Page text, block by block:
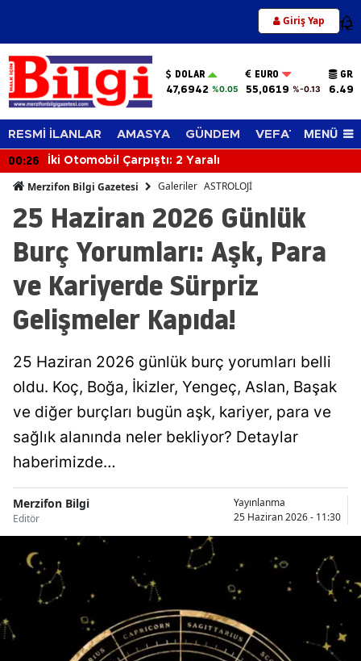
Giriş Yap 12
DOLAR
47,6942 %0.05
EURO
55,0619 %-0.13
RESMİ İLANLAR AMASYA GÜNDEM VEFAT EDENLER
MENÜ
23:47
Amasya’da Çocuklar Ekrandan Uzaklaştı, Sanatla
Merzifon Bilgi Gazetesi Galeriler ASTROLOJİ
25 Haziran 2026 Günlük
Burç Yorumları: Aşk, Para
ve Kariyerde Sürpriz
Gelişmeler Kapıda!
25 Haziran 2026 günlük burç yorumları belli
oldu. Koç, Boğa, İkizler, Yengeç, Aslan, Başak
ve diğer burçları bugün aşk, kariyer, para ve
sağlık alanında neler bekliyor? Detaylar
haberimizde…
Merzifon Bilgi
Editör
Yayınlanma
25 Haziran 2026 - 11:30